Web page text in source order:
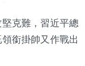
克難，習近平總
銜掛帥又作戰出